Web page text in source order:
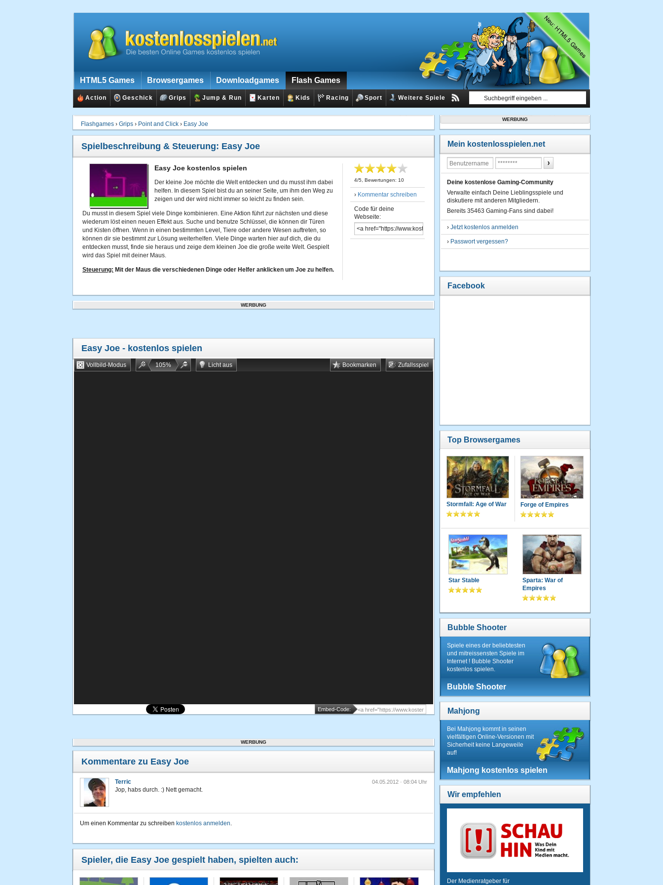
HTML5 Games Browsergames Downloadgames Flash Games
Action Geschick Grips Jump & Run Karten Kids Racing Sport Weitere Spiele
Flashgames › Grips › Point and Click › Easy Joe
Spielbeschreibung & Steuerung: Easy Joe
Easy Joe kostenlos spielen
Der kleine Joe möchte die Welt entdecken und du musst ihm dabei
helfen. In diesem Spiel bist du an seiner Seite, um ihm den Weg zu
zeigen und der wird nicht immer so leicht zu finden sein.
Du musst in diesem Spiel viele Dinge kombinieren. Eine Aktion führt zur nächsten und diese
wiederum löst einen neuen Effekt aus. Suche und benutze Schlüssel, die können dir Türen
und Kisten öffnen. Wenn in einen bestimmten Level, Tiere oder andere Wesen auftreten, so
können dir sie bestimmt zur Lösung weiterhelfen. Viele Dinge warten hier auf dich, die du
entdecken musst, finde sie heraus und zeige dem kleinen Joe die große weite Welt. Gespielt
wird das Spiel mit deiner Maus.
Steuerung: Mit der Maus die verschiedenen Dinge oder Helfer anklicken um Joe zu helfen.
4/5 , Bewertungen: 10
› Kommentar schreiben
Code für deine
Webseite:
WERBUNG
Easy Joe - kostenlos spielen
Vollbild-Modus 105% Licht aus Zufallsspiel
Bookmarken
Embed-Code:
WERBUNG
Kommentare zu Easy Joe
Terric 04.05.2012 · 08:04 Uhr
Jop, habs durch. :) Nett gemacht.
Um einen Kommentar zu schreiben kostenlos anmelden.
Spieler, die Easy Joe gespielt haben, spielten auch:
WERBUNG
Mein kostenlosspielen.net
Deine kostenlose Gaming-Community
Verwalte einfach Deine Lieblingsspiele und
diskutiere mit anderen Mitgliedern.
Bereits 35463 Gaming-Fans sind dabei!
› Jetzt kostenlos anmelden
› Passwort vergessen?
Facebook
Top Browsergames
Stormfall: Age of War Forge of Empires
Star Stable
Sparta: War of
Empires
Bubble Shooter
Spiele eines der beliebtesten
und mitreissensten Spiele im
Internet ! Bubble Shooter
kostenlos spielen.
Bubble Shooter
Mahjong
Bei Mahjong kommt in seinen
vielfältigen Online-Versionen mit
Sicherheit keine Langeweile
auf!
Mahjong kostenlos spielen
Wir empfehlen
Der Medienratgeber für